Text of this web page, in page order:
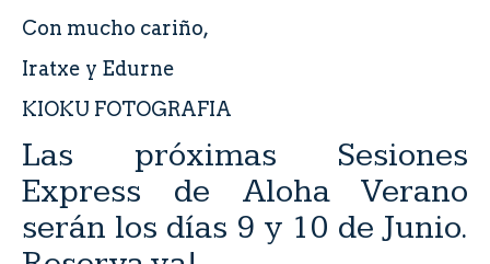
Con mucho cariño,
Iratxe y Edurne
KIOKU FOTOGRAFIA
Las próximas Sesiones
Express de Aloha Verano
serán los días 9 y 10 de Junio.